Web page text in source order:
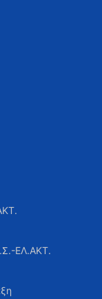
ΕΛ.ΑΚΤ.